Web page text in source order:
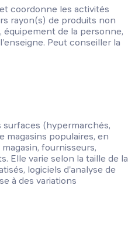
coordonne les activités
rayon(s) de produits non
de la personne,
Peut conseiller la
(hypermarchés,
magasins populaires, en
fournisseurs,
Elle varie selon la taille de la
logiciels d'analyse de
à des variations